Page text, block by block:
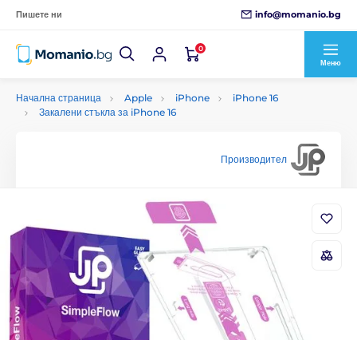
Пишете ни info@momanio.bg
0
Меню
Начална страница Apple iPhone
iPhone 16
Закалени стъкла за iPhone 16
Производител